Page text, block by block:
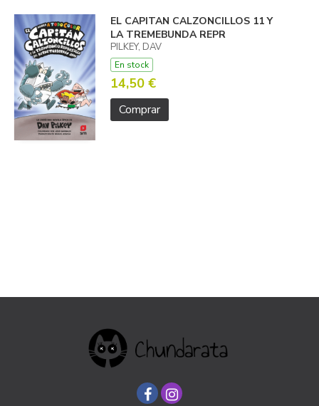
EL CAPITAN CALZONCILLOS 11 Y
LA TREMEBUNDA REPR
PILKEY, DAV
En stock
14,50 €
Comprar